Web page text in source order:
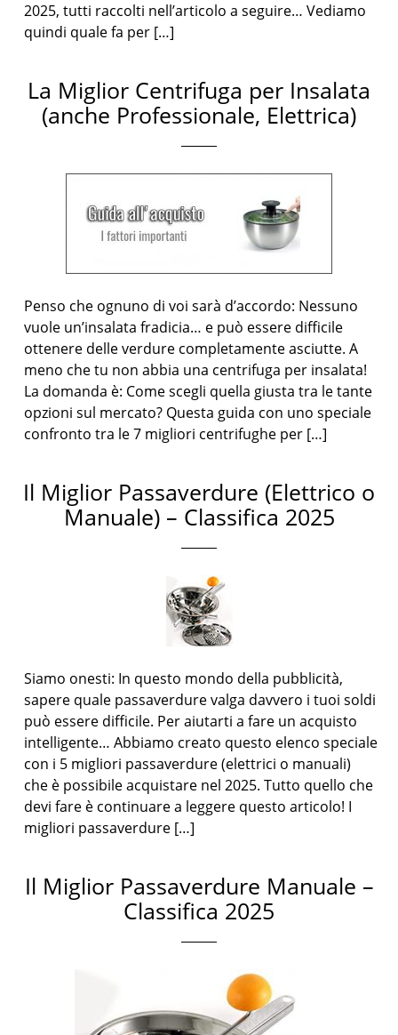
2025, tutti raccolti nell’articolo a seguire… Vediamo
quindi quale fa per […]
La Miglior Centrifuga per Insalata
(anche Professionale, Elettrica)
Penso che ognuno di voi sarà d’accordo: Nessuno
vuole un’insalata fradicia… e può essere difficile
ottenere delle verdure completamente asciutte. A
meno che tu non abbia una centrifuga per insalata!
La domanda è: Come scegli quella giusta tra le tante
opzioni sul mercato? Questa guida con uno speciale
confronto tra le 7 migliori centrifughe per […]
Il Miglior Passaverdure (Elettrico o
Manuale) – Classifica 2025
Siamo onesti: In questo mondo della pubblicità,
sapere quale passaverdure valga davvero i tuoi soldi
può essere difficile. Per aiutarti a fare un acquisto
intelligente… Abbiamo creato questo elenco speciale
con i 5 migliori passaverdure (elettrici o manuali)
che è possibile acquistare nel 2025. Tutto quello che
devi fare è continuare a leggere questo articolo! I
migliori passaverdure […]
Il Miglior Passaverdure Manuale –
Classifica 2025